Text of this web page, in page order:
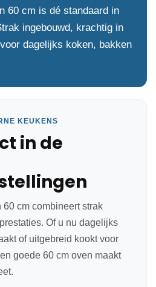
60 cm is dé standaard in
ingebouwd, krachtig in
dagelijks koken, bakken
KEUKENS
in de
cm combineert strak
Of u nu dagelijks
of uitgebreid kookt voor
goede 60 cm oven maakt